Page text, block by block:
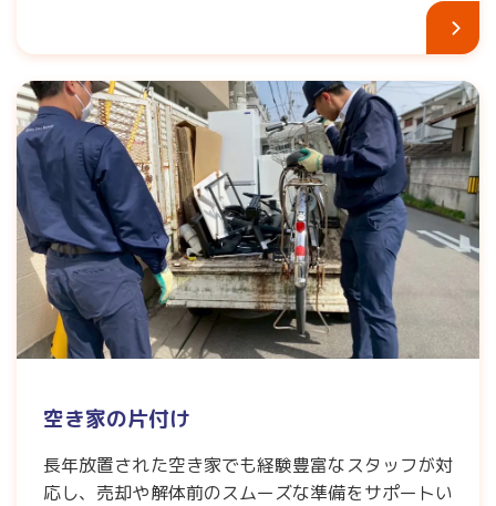
空き家の片付け
長年放置された空き家でも経験豊富なスタッフが対
応し、売却や解体前のスムーズな準備をサポートい